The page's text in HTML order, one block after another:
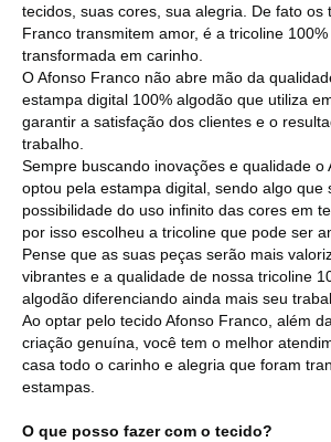
tecidos, suas cores, sua alegria. De fato os
Franco transmitem amor, é a tricoline
transformada em carinho.
O Afonso Franco não abre mão da
estampa digital 100% algodão que utiliza
garantir a satisfação dos clientes e o
trabalho.
Sempre buscando inovações e qualidade o
optou pela estampa digital, sendo algo que
possibilidade do uso infinito das cores em
por isso escolheu a tricoline que pode ser
Pense que as suas peças serão mais
vibrantes e a qualidade de nossa tricoline
algodão diferenciando ainda mais seu
Ao optar pelo tecido Afonso Franco, além
criação genuína, você tem o melhor
casa todo o carinho e alegria que foram
estampas.
O que posso fazer com o tecido?